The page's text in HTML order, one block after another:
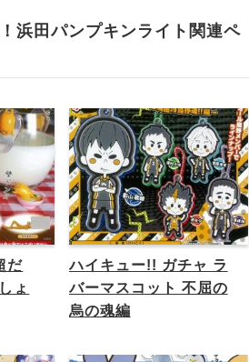
浜田パンプキンライト関連ペ
だ
ょ
ハイキュー!! ガチャ ラ
バーマスコット 不屈の
烏の魂編